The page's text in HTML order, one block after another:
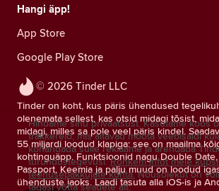
© 2026 Tinder LLC
Tinder on koht, kus päris ühendused
olenemata sellest, kas otsid midagi tõsist,
midagi, milles sa pole veel päris kindel.
55 miljardi loodud klapiga: see on maailma
kohtinguäpp. Funktsioonid nagu Double
Passport, Keemia ja palju muud on loodud
ühenduste jaoks. Laadi tasuta alla iOS-is ja
Hangi äpp!
App Store
Google Play Store
Hindame sinu privaatsust. Kasutame koos
träkkereid, mis aitavad mõõta veebisaidi
kohandada sulle reklaame ja arendada
turundustegevusi. Rohkem infot meie
teenusepakkujate kohta. Nõusolekut on
tagasi võtta seadete alt.